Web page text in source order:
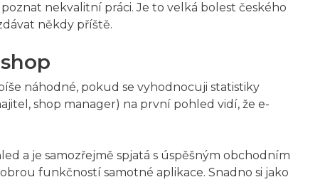
nekvalitní práci. Je to velká bolest českého
někdy příště.
náhodné, pokud se vyhodnocuji statistiky
shop manager) na první pohled vidí, že e-
a je samozřejmě spjatá s úspěšným obchodním
funkčností samotné aplikace. Snadno si jako